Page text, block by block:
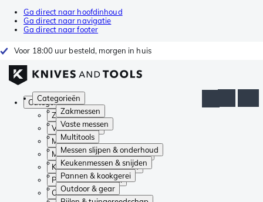
Ga direct naar hoofdinhoud
Ga direct naar navigatie
Ga direct naar footer
Voor 18:00 uur besteld, morgen in huis
Categorieën
Zakmessen
Vaste messen
Multitools
Messen slijpen & onderhoud
Keukenmessen & snijden
Pannen & kookgerei
Outdoor & gear
Categorieën
Zakmessen
Vaste messen
Multitools
Messen slijpen & onderhoud
Keukenmessen & snijden
Pannen & kookgerei
Outdoor & gear